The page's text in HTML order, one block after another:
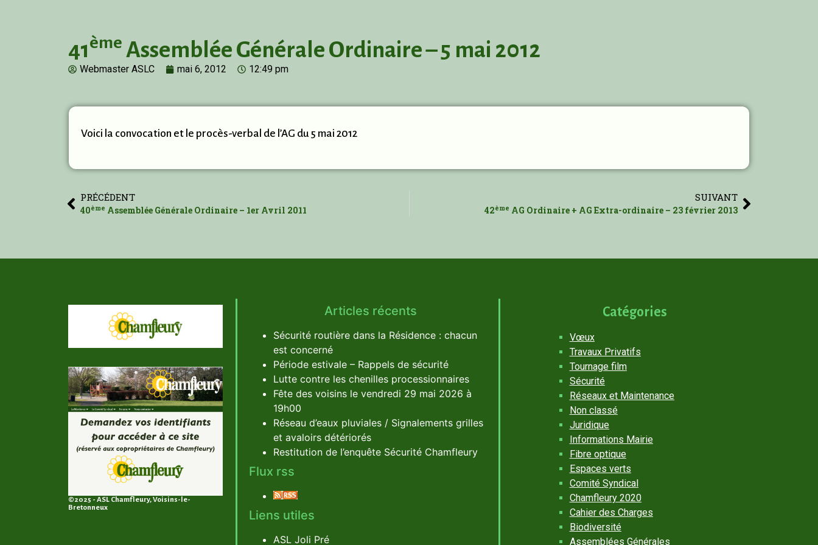
41ème Assemblée Générale Ordinaire – 5 mai 2012
Webmaster ASLC mai 6, 2012 12:49 pm
Voici la convocation et le procès-verbal de l’AG du 5 mai 2012
PRÉCÉDENT
40ème Assemblée Générale Ordinaire – 1er Avril 2011
SUIVANT
42ème AG Ordinaire + AG Extra-ordinaire – 23 février 2013
©2025 - ASL Chamfleury, Voisins-le-
Bretonneux
Articles récents
Sécurité routière dans la Résidence : chacun
est concerné
Période estivale – Rappels de sécurité
Lutte contre les chenilles processionnaires
Fête des voisins le vendredi 29 mai 2026 à
19h00
Réseau d’eaux pluviales / Signalements grilles
et avaloirs détériorés
Restitution de l’enquête Sécurité Chamfleury
Flux rss
Liens utiles
ASL Joli Pré
Catégories
Vœux
Travaux Privatifs
Tournage film
Sécurité
Réseaux et Maintenance
Non classé
Juridique
Informations Mairie
Fibre optique
Espaces verts
Comité Syndical
Chamfleury 2020
Cahier des Charges
Biodiversité
Assemblées Générales